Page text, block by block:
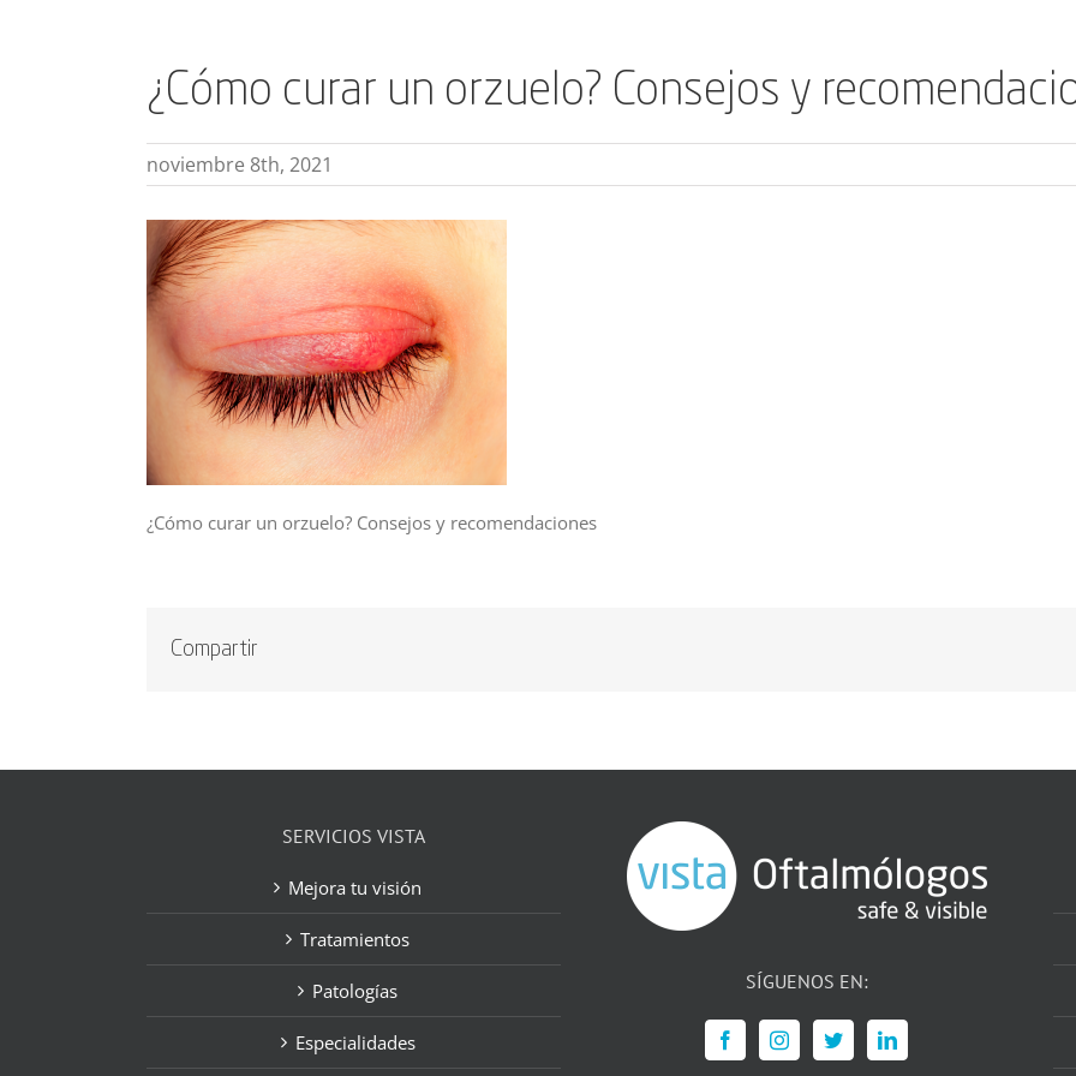
¿Cómo curar un orzuelo? Consejos y
noviembre 8th, 2021
¿Cómo curar un orzuelo? Consejos y recomendaciones
Compartir
SERVICIOS VISTA
Mejora tu visión
Tratamientos
Patologías
Especialidades
SÍGUENOS EN: